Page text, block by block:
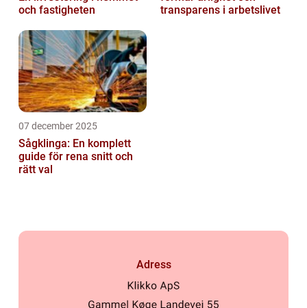
och fastigheten
transparens i arbetslivet
07 december 2025
Sågklinga: En komplett
guide för rena snitt och
rätt val
Adress